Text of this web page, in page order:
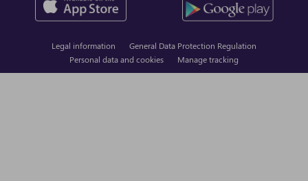
Legal information
General Data Protection Regulation
Personal data and cookies
Manage tracking